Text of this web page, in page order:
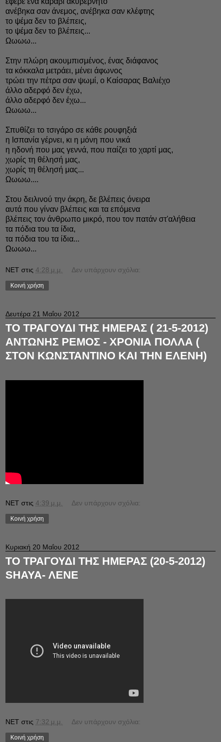
ανέβηκα σαν άνεμος, ανέβηκα σαν κλέφτης
το ψέμα δεν το βλέπεις,
το ψέμα δεν το βλέπεις...
Ωωωω...
Στην πλώρη ακουμπισμένος, ένας διάφανος
τα κόκκαλα μετράει, μένει άφωνος
τρώει την πέτρα σαν ψωμί, ο Καίσαρας Βαλιέχο
άλλο αδερφό δεν έχω,
άλλο αδερφό δεν έχω...
Ωωωω...
Σπυθίζει το τσιγάρο σε κάθε ρουφηξιά
η Ισπανία γέρνει, κι η μόνη που νικά
η ηδονή που μας γεννά, που παίζει το χαρτί μας,
χωρίς τη θέλησή μας,
χωρίς τη θέλησή μας...
Ωωωω....
Στου δειλινού την άκρη, δε βλέπεις όνειρα
αυτά που γίναν βλέπεις και τα επόμενα
βλέπεις τον άνθρωπο μικρό, που τον πατάν στ'αλήθεια
τα πόδια του τα ίδια,
τα πόδια του τα ίδια...
Ωωωω...
NET στις 4:28 μ.μ. Δεν υπάρχουν σχόλια:
Κοινή χρήση
Δευτέρα 21 Μαΐου 2012
ΤΟ ΤΡΑΓΟΥΔΙ ΤΗΣ ΗΜΕΡΑΣ ( 21-5-2012)
ΑΝΤΩΝΗΣ ΡΕΜΟΣ - ΧΡΟΝΙΑ ΠΟΛΛΑ (
ΣΤΟΝ ΚΩΝΣΤΑΝΤΙΝΟ ΚΑΙ ΤΗΝ ΕΛΕΝΗ)
NET στις 4:39 μ.μ. Δεν υπάρχουν σχόλια:
Κοινή χρήση
Κυριακή 20 Μαΐου 2012
ΤΟ ΤΡΑΓΟΥΔΙ ΤΗΣ ΗΜΕΡΑΣ (20-5-2012)
SHAYA- ΛΕΝΕ
NET στις 7:32 μ.μ. Δεν υπάρχουν σχόλια:
Κοινή χρήση